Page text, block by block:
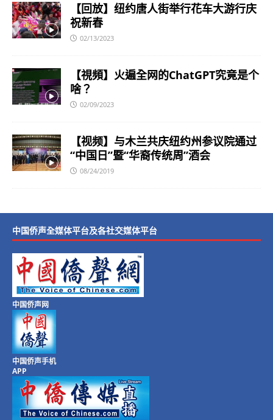
【回放】纽约唐人街举行花车大游行庆
祝新春
02/13/2023
【視頻】火遍全网的ChatGPT究竟是个
啥？
02/09/2023
【视频】与木兰共庆纽约州参议院通过
“中国日”暨“华裔传统周”酒会
08/24/2019
中国侨声全媒体平台及各社交媒体平台
中国侨声网
中国侨声手机
APP